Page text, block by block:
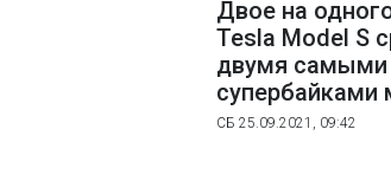
Двое на
Tesla Model S
двумя
супербайками
СБ 25.09.2021, 09:42